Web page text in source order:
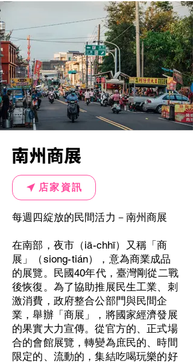
南州商展
店家資訊
每週四綻放的民間活力－南州商展
在南部，夜市（iā-chhī）又稱「商
展」（siong-tián），意為商業成品
的展覽。民國40年代，臺灣剛從二戰
後恢復。為了協助推展民生工業、刺
激消費，政府整合公部門與民間企
業，舉辦「商展」，將國家經濟發展
的果實大力宣傳。從官方的、正式場
合的會館展覽，轉變為庶民的、時間
限定的、流動的，集結吃喝玩樂的好